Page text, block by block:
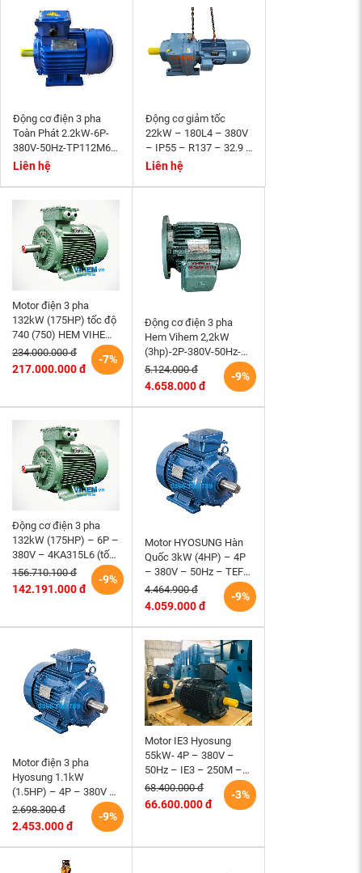
Động cơ điện 3 pha
Toàn Phát 2.2kW-6P-
380V-50Hz-TP112M6-
B3- tốc độ 940~1000
Liên hệ
Động cơ giảm tốc
22kW – 180L4 – 380V
– IP55 – R137 – 32.9 –
Momen phanh 200Nm
Liên hệ
Motor điện 3 pha
132kW (175HP) tốc độ
740 (750) HEM VIHEM
(Việt Hung) điện cơ Hà
Nội
-7%
234.000.000 đ
217.000.000 đ
Động cơ điện 3 pha
Hem Vihem 2,2kW
(3hp)-2P-380V-50Hz-
3K100S2-B5- tốc độ
2860~3000 r/min (kiểu
-9%
5.124.000 đ
4.658.000 đ
Động cơ điện 3 pha
132kW (175HP) – 6P –
380V – 4KA315L6 (tốc
độ 990 ~1000RPM)
HEM VIHEM (Việt
Hung) điện cơ Hà Nội
-9%
156.710.100 đ
142.191.000 đ
Motor HYOSUNG Hàn
Quốc 3kW (4HP) – 4P
– 380V – 50Hz – TEFC
– 100L – B3 (tốc độ
1500 r/min)
-9%
4.464.900 đ
4.059.000 đ
Motor điện 3 pha
Hyosung 1.1kW
(1.5HP) – 4P – 380V –
50Hz – TEFC – 90S
(tốc độ 1500rpm)
-9%
2.698.300 đ
2.453.000 đ
Motor IE3 Hyosung
55kW- 4P – 380V –
50Hz – IE3 – 250M –
B3 hiệu suất cao
-3%
68.400.000 đ
66.600.000 đ